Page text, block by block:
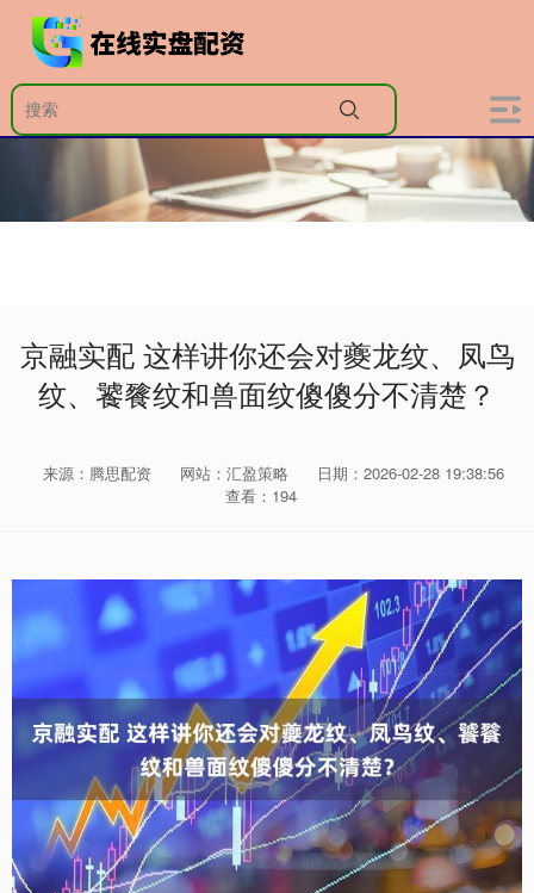
京融实配 这样讲你还会对夔龙纹、凤鸟
纹、饕餮纹和兽面纹傻傻分不清楚？
来源：腾思配资 网站：汇盈策略
日期：2026-02-28 19:38:56
查看：194